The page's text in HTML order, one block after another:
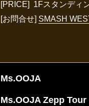
[PRICE] 1Fスタンディ
[お問合せ] SMASH
Ms.OOJA
Ms.OOJA Zepp Tour